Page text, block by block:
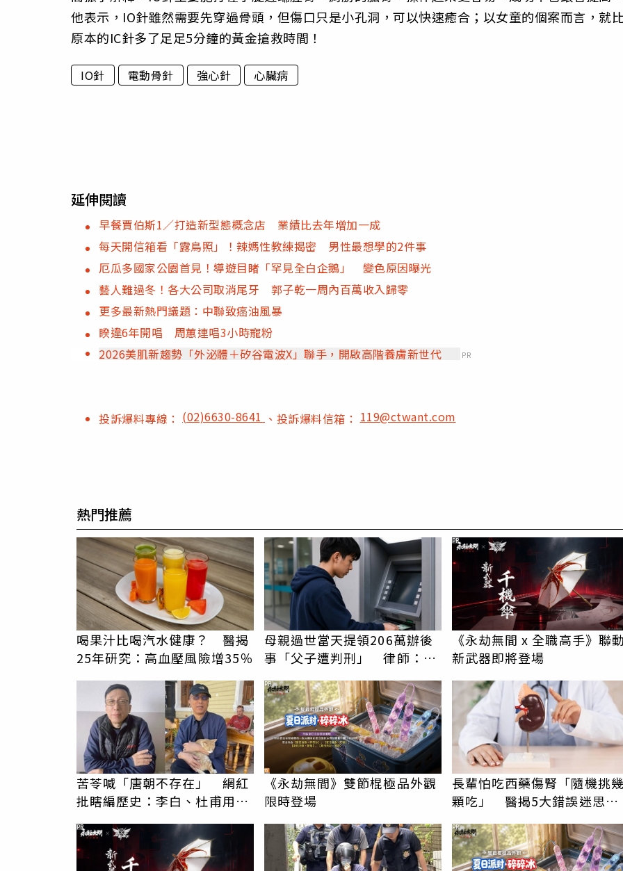
他表示，IO針雖然需要先穿過骨頭，但傷口只是小孔洞，可以快速癒合；以女童的個案而言，就
原本的IC針多了足足5分鐘的黃金搶救時間！
IO針 電動骨針 強心針 心臟病
延伸閱讀
早餐賈伯斯1／打造新型態概念店 業績比去年增加一成
每天開信箱看「露鳥照」！辣媽性教練揭密 男性最想學的2件事
厄瓜多國家公園首見！導遊目睹「罕見全白企鵝」 變色原因曝光
藝人難過冬！各大公司取消尾牙 郭子乾一周內百萬收入歸零
更多最新熱門議題：中聯致癌油風暴
睽違6年開唱 周蕙連唱3小時寵粉
2026美肌新趨勢「外泌體＋矽谷電波X」聯手，開啟高階養膚新世代
PR
投訴爆料專線： (02)6630-8641 、投訴爆料信箱：119@ctwant.com
熱門推薦
喝果汁比喝汽水健康？ 醫揭
25年研究：高血壓風險增35％
母親過世當天提領206萬辦後
事「父子遭判刑」 律師：搶
《永劫無間 x 全職高手》聯
新武器即將登場
PR
苦苓喊「唐朝不存在」 網紅
批瞎編歷史：李白、杜甫用鮮
卑文寫詩？
《永劫無間》雙節棍極品外觀
限時登場
PR
長輩怕吃西藥傷腎「隨機挑
顆吃」 醫揭5大錯誤迷思恐
走向洗腎
PR PR